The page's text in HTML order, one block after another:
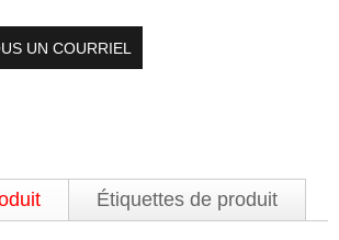
UN COURRIEL
Étiquettes de produit